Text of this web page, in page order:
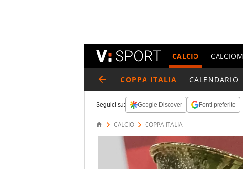
CALCIO
COPPA ITALIA CALENDARIO
Seguici su: Google Discover Fonti preferite
CALCIO COPPA ITALIA